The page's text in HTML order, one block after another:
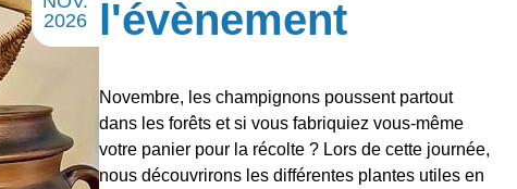
2026
l'évènement
Novembre, les champignons poussent partout
dans les forêts et si vous fabriquiez vous-même
votre panier pour la récolte ? Lors de cette journée,
nous découvrirons les différentes plantes utiles en